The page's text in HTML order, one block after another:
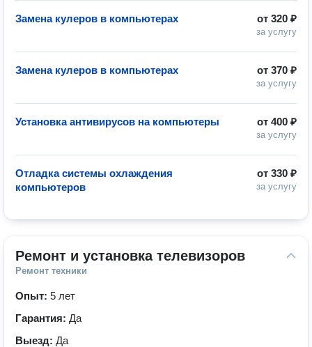
от 320 ₽
за услугу
Замена кулеров в компьютерах
от 370 ₽
за услугу
Замена кулеров в компьютерах
от 400 ₽
за услугу
Установка антивирусов на компьютеры
от 330 ₽
за услугу
Отладка системы охлаждения
компьютеров
Ремонт и установка телевизоров
Ремонт техники
Опыт: 5 лет
Гарантия: Да
Выезд: Да